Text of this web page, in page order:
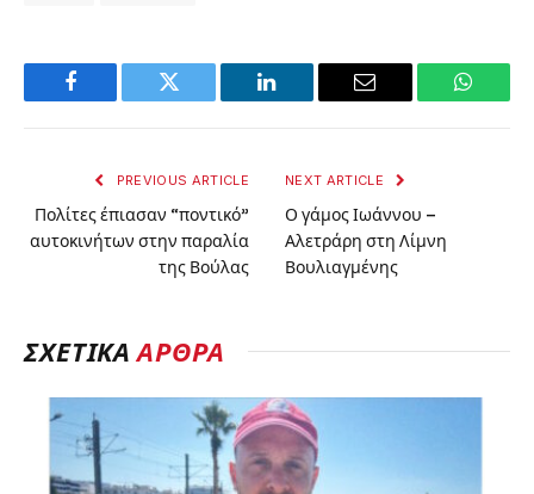
Facebook Twitter LinkedIn Email
PREVIOUS ARTICLE
Πολίτες έπιασαν “ποντικό”
αυτοκινήτων στην παραλία
της Βούλας
NEXT ARTICLE
Ο γάμος Ιωάννου –
Αλετράρη στη Λίμνη
Βουλιαγμένης
ΣΧΕΤΙΚΆΆΡΘΡΑ